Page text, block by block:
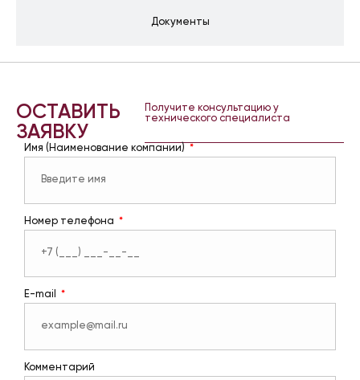
Документы
ОСТАВИТЬ
ЗАЯВКУ
Получите консультацию у
технического специалиста
Имя (Наименование компании)
Номер телефона
E-mail
Комментарий